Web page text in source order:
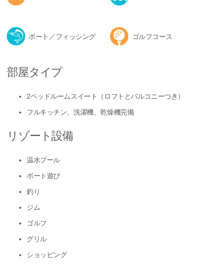
ボート／フィッシング ゴルフコース
部屋タイプ
2ベッドルームスイート（ロフトとバルコニーつき）
フルキッチン、洗濯機、乾燥機完備
リゾート設備
温水プール
ボート遊び
釣り
ジム
ゴルフ
グリル
ショッピング